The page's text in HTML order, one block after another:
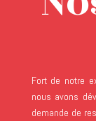
Fort de notre
nous avons
demande de